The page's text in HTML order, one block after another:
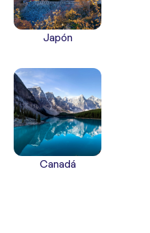
Japón
Canadá